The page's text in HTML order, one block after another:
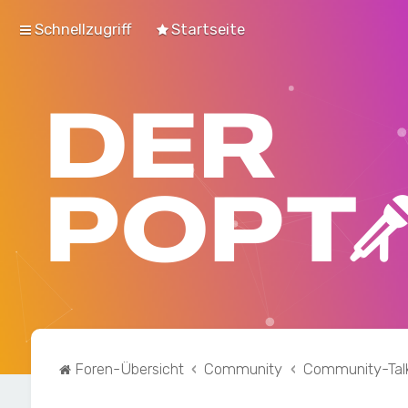
Schnellzugriff Startseite
Foren-Übersicht Community Community-